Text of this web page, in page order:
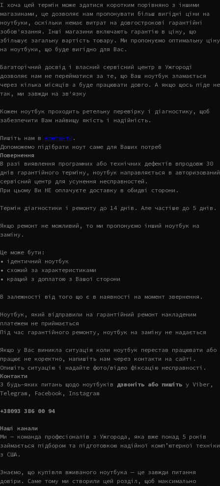
І хоча цей термін може здатися коротким порівняно з іншими
магазинами, це дозволяє нам пропонувати більш вигідні ціни на
ноутбуки, оскільки немає витрат на довгострокові гарантійні
зобов'язання. Інші магазини включають гарантію в ціну, що
збільшує загальну вартість товару. Ми пропонуємо оптимальну ціну
на ноутбуки, що буде вигідно для Вас.
Багаторічний досвід і власний сервісний центр в Ужгороді
дозволяє нам не перейматися за те, що Ваш ноутбук зламається
через кілька місяців а буде працювати довго. А якщо щось піде не
так, ми завжди на зв'язку
Кожен ноутбук проходить ретельну перевірку і діагностику, щоб
забезпечити Вам найвищу якість і надійність.
Пишіть нам в контакти .
Допоможемо підібрати ноут саме для Ваших потреб
Повернення
В разі виявлення програмних або технічних дефектів впродовж 30
днів гарантійного терміну, ноутбук направляється в авторизований
сервісний центр для усунення несправностей.
При цьому Ви НЕ оплачуєте доставку в обидві сторони.
Термін діагностики і ремонту до 14 днів. Але частіше до 5 днів.
Якщо ремонт не можливий, то ми пропонуємо інший ноутбук на
заміну.
Це може бути:
• ідентичний ноутбук
• схожий за характеристиками
• кращий з доплатою з Вашої сторони
В залежності від того що є в наявності на момент звернення.
Ноутбук, який відправили на гарантійний ремонт накладеним
платежем не приймається
Під час гарантійного ремонту, ноутбук на заміну не надається
Якщо у Вас виникла ситуація коли ноутбук перестав працювати або
працює не коректно, напишіть нам через контакти на сайті.
Опишіть ситуацію і надайте фото/відео фіксацію несправності.
Контакти
З будь-яких питань щодо ноутбуків дзвоніть або пишіть у Viber,
Telegram, Facebook, Instagram
+38093 386 00 94
Наші канали
Ми — команда професіоналів з Ужгорода, яка вже понад 5 років
займається підбором та підготовкою надійної комп’ютерної техніки
з США.
Знаємо, що купівля вживаного ноутбука — це завжди питання
довіри. Саме тому ми створили цей розділ, щоб максимально